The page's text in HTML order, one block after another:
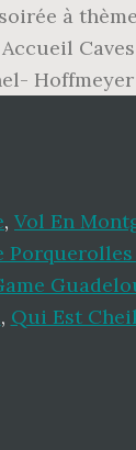
à
Caves
, Vol En
Porquerolles
, Qui Est